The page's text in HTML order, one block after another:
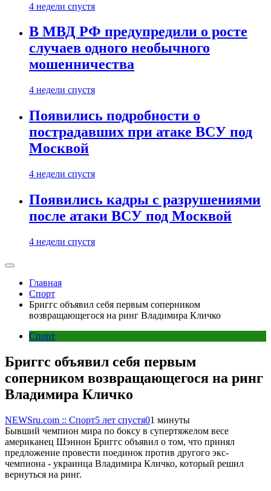
4 недели спустя
В МВД РФ предупредили о росте
случаев одного необычного
мошенничества
4 недели спустя
Появились подробности о
пострадавших при атаке ВСУ под
Москвой
4 недели спустя
Появились кадры с разрушениями
после атаки ВСУ под Москвой
4 недели спустя
Главная
Спорт
Бриггс объявил себя первым соперником
возвращающегося на ринг Владимира Кличко
Спорт
Бриггс объявил себя первым
соперником возвращающегося на ринг
Владимира Кличко
NEWSru.com :: Спорт5 лет спустя01 минуты
Бывший чемпион мира по боксу в супертяжелом весе
американец Шэннон Бриггс объявил о том, что принял
предложение провести поединок против другого экс-
чемпиона - украинца Владимира Кличко, который решил
вернуться на ринг.